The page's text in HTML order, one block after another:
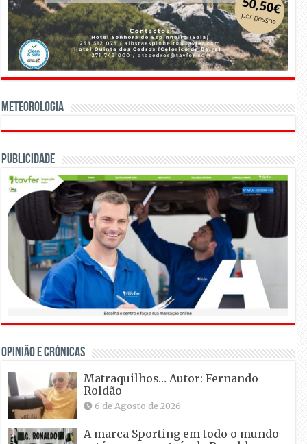
Meteorologia
Publicidade
OPINIÃO E CRÓNICAS
Matraquilhos… Autor: Fernando
Roldão
6 de Agosto de 2026
A marca Sporting em todo o mundo